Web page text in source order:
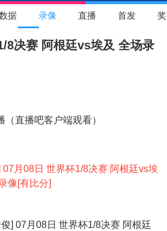
据 录像 直播 首发
8决赛 阿根廷vs埃及 全场录
（直播吧客户端观看）
07月08日 世界杯1/8决赛 阿根廷vs埃
像[有比分]
] 07月08日 世界杯1/8决赛 阿根廷